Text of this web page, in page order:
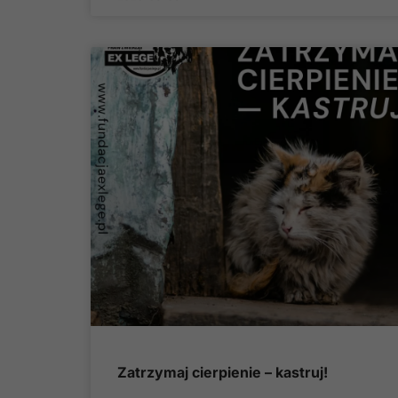
Zatrzymaj cierpienie – kastruj!